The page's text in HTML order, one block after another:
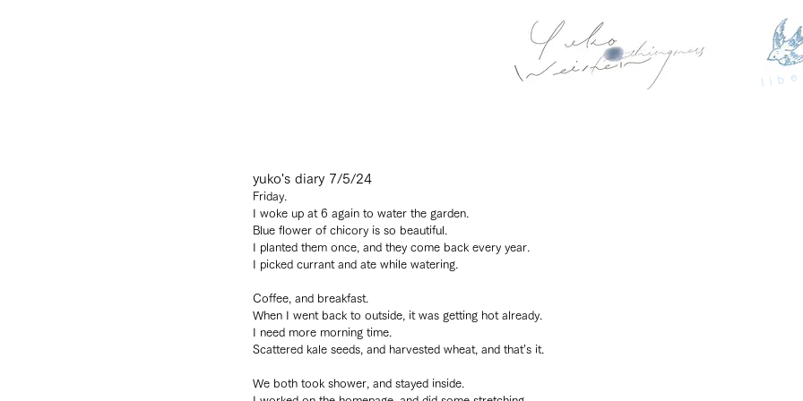
yuko's diary 7/5/24
Friday.
I woke up at 6 again to water the garden.
Blue flower of chicory is so beautiful.
I planted them once, and they come back every year.
I picked currant and ate while watering.
Coffee, and breakfast.
When I went back to outside, it was getting hot already.
I need more morning time.
Scattered kale seeds, and harvested wheat, and that’s it.
We both took shower, and stayed inside.